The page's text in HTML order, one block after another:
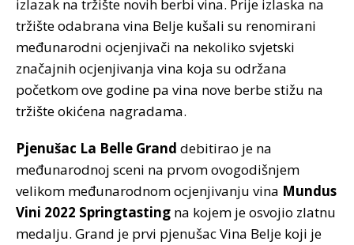
izlazak na tržište novih berbi vina. Prije izlaska na
tržište odabrana vina Belje kušali su renomirani
međunarodni ocjenjivači na nekoliko svjetski
značajnih ocjenjivanja vina koja su održana
početkom ove godine pa vina nove berbe stižu na
tržište okićena nagradama.
Pjenušac La Belle Grand debitirao je na
međunarodnoj sceni na prvom ovogodišnjem
velikom međunarodnom ocjenjivanju vina Mundus
Vini 2022 Springtasting na kojem je osvojio zlatnu
medalju. Grand je prvi pjenušac Vina Belje koji je